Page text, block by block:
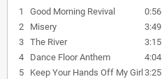
1 Good Morning Revival
0:56
2
Misery
3:49
3 The River
3:15
4
Dance Floor Anthem
4:04
5
Keep Your Hands Off My Girl 3:25